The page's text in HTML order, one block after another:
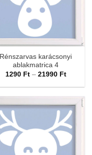
Rénszarvas karácsonyi
ablakmatrica 4
1290 Ft – 21990 Ft
-